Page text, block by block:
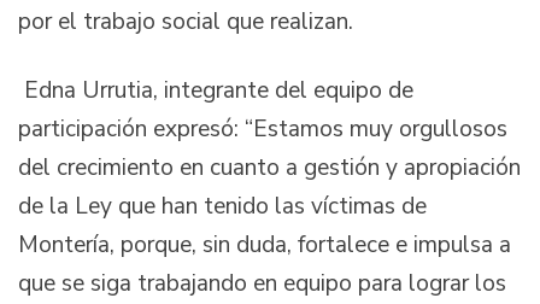
por el trabajo social que realizan.
Edna Urrutia, integrante del equipo de
participación expresó: “Estamos muy orgullosos
del crecimiento en cuanto a gestión y apropiación
de la Ley que han tenido las víctimas de
Montería, porque, sin duda, fortalece e impulsa a
que se siga trabajando en equipo para lograr los